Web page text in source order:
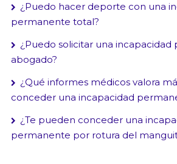
¿Puedo hacer deporte con una
permanente total?
¿Puedo solicitar una incapacidad
abogado?
¿Qué informes médicos valora
conceder una incapacidad
¿Te pueden conceder una
permanente por rotura del